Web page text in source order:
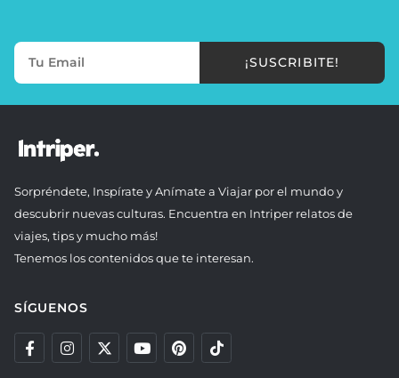
¡SUSCRIBITE!
Sorpréndete, Inspírate y Anímate a Viajar por el mundo y
descubrir nuevas culturas. Encuentra en Intriper relatos de
viajes, tips y mucho más!
Tenemos los contenidos que te interesan.
SÍGUENOS